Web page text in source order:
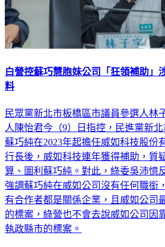
白營控蘇巧慧胞妹公司「狂領補助
料
民眾黨新北市板橋區市議員參選人林
人陳怡君今（9）日指控，民進黨新
蘇巧純在2023年起擔任威如科技股份
行長後，威如科技連年獲得補助，質
算、圖利蘇巧純。對此，綠委吳沛憶
強調蘇巧純在威如公司沒有任何職銜
有合作者都是關係企業，且威如公司
的標案，綠營也不會去說威如公司因
執政縣市的標案。